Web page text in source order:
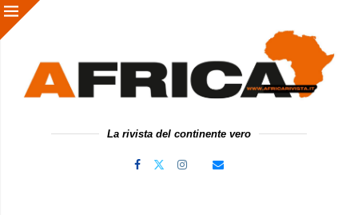
La rivista del continente vero